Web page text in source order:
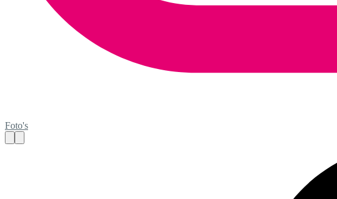
Foto's